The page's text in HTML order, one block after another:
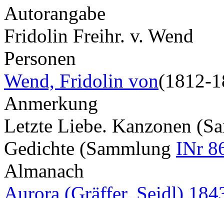
Autorangabe
Fridolin Freihr. v. Wend
Personen
Wend, Fridolin von(1812-
Anmerkung
Letzte Liebe. Kanzonen
Gedichte (Sammlung INr
Almanach
Aurora (Gräffer, Seidl)